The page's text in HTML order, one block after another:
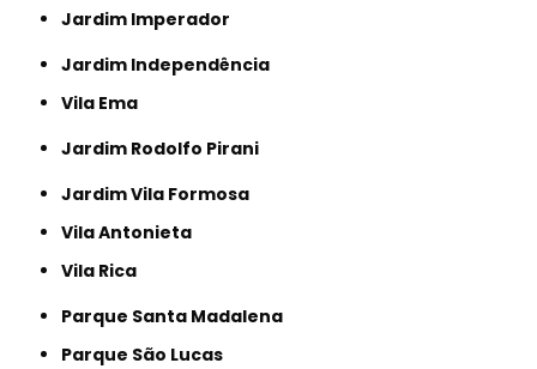
Jardim Imperador
Jardim Independência
Vila Ema
Jardim Rodolfo Pirani
Jardim Vila Formosa
Vila Antonieta
Vila Rica
Parque Santa Madalena
Parque São Lucas